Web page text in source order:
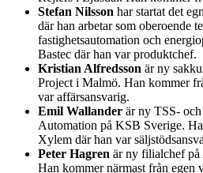
Stefan Nilsson har startat det
där han arbetar som oberoende
fastighetsautomation och
Bastec där han var produktchef.
Kristian Alfredsson är ny
Project i Malmö. Han kommer
var affärsansvarig.
Emil Wallander är ny TSS-
Automation på KSB Sverige.
Xylem där han var
Peter Hagren är ny filialchef
Han kommer närmast från egen